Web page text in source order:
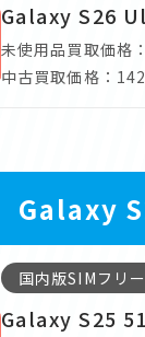
Galaxy S26
未使用品買取価格：
中古買取価格：
Galaxy
国内版SIMフリー
Galaxy S25